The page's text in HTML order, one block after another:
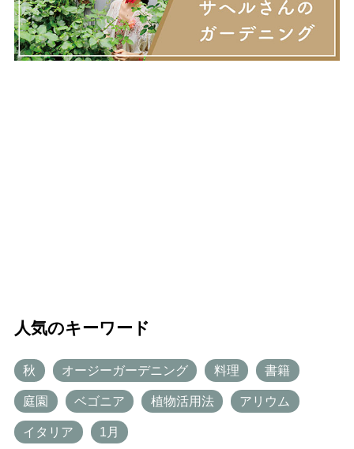
人気のキーワード
秋 オージーガーデニング 料理 書籍
庭園 ベゴニア 植物活用法 アリウム
イタリア 1月